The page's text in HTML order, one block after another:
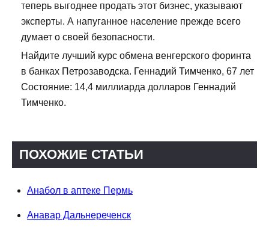
теперь выгоднее продать этот бизнес, указывают
эксперты. А напуганное население прежде всего
думает о своей безопасности.
Найдите лучший курс обмена венгерского форинта
в банках Петрозаводска. Геннадий Тимченко, 67 лет
Состояние: 14,4 миллиарда долларов Геннадий
Тимченко.
ПОХОЖИЕ СТАТЬИ
Анабол в аптеке Пермь
Анавар Дальнереченск